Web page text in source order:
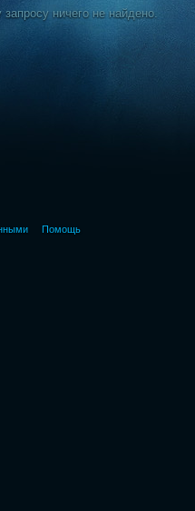
ничего не найдено.
Помощь